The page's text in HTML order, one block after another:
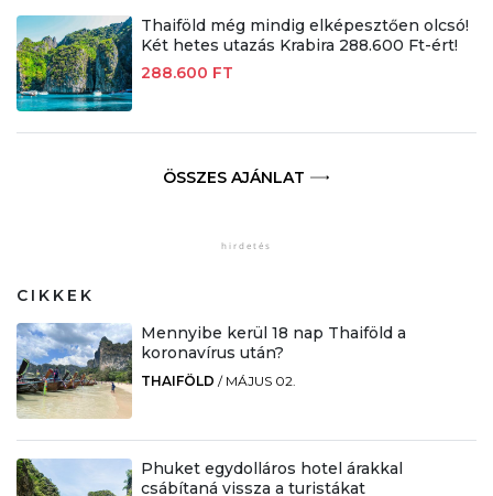
Thaiföld még mindig elképesztően olcsó!
Két hetes utazás Krabira 288.600 Ft-ért!
288.600 FT
ÖSSZES AJÁNLAT
CIKKEK
Mennyibe kerül 18 nap Thaiföld a
koronavírus után?
THAIFÖLD / MÁJUS 02.
Phuket egydolláros hotel árakkal
csábítaná vissza a turistákat